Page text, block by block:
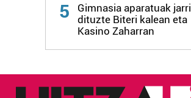
5
Gimnasia aparatuak jarri
dituzte Biteri kalean eta
Kasino Zaharran